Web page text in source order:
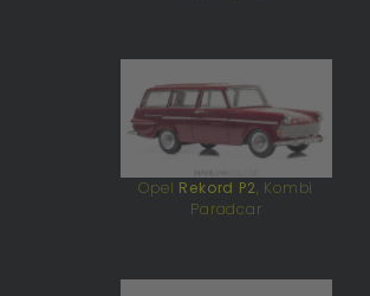
Opel Rekord P2, Kombi
Paradcar